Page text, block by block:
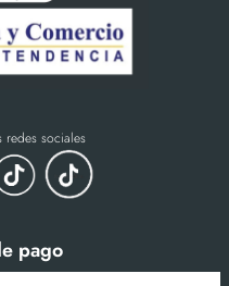
redes sociales
pago